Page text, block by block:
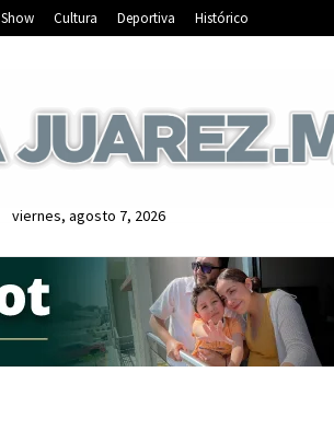
Show Cultura Deportiva Histórico
viernes, agosto 7, 2026